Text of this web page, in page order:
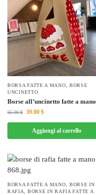
BORSA FATTE A MANO ,BORSE
UNCINETTO
Borse all’uncinetto fatte a mano
65.00$ 39.00 $
Aggiungi al carrello
BORSA FATTE A MANO ,BORSE IN
RAFIA
BORSE IN RAFIA FATTE A